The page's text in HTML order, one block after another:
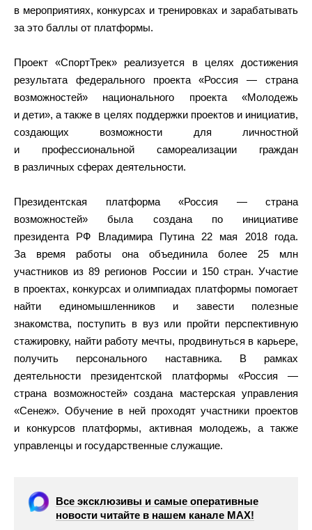
в мероприятиях, конкурсах и тренировках и зарабатывать
за это баллы от платформы.
Проект «СпортТрек» реализуется в целях достижения
результата федерального проекта «Россия — страна
возможностей» национального проекта «Молодежь
и дети», а также в целях поддержки проектов и инициатив,
создающих возможности для личностной
и профессиональной самореализации граждан
в различных сферах деятельности.
Президентская платформа «Россия — страна
возможностей» была создана по инициативе
президента РФ Владимира Путина 22 мая 2018 года.
За время работы она объединила более 25 млн
участников из 89 регионов России и 150 стран. Участие
в проектах, конкурсах и олимпиадах платформы помогает
найти единомышленников и завести полезные
знакомства, поступить в вуз или пройти перспективную
стажировку, найти работу мечты, продвинуться в карьере,
получить персонального наставника. В рамках
деятельности президентской платформы «Россия —
страна возможностей» создана мастерская управления
«Сенеж». Обучение в ней проходят участники проектов
и конкурсов платформы, активная молодежь, а также
управленцы и государственные служащие.
Все эксклюзивы и самые оперативные
новости читайте в нашем канале МАХ!